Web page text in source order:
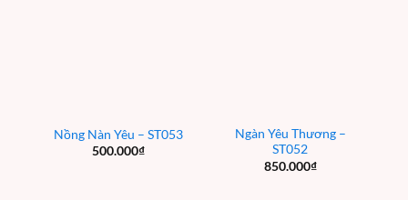
Nồng Nàn Yêu – ST053
500.000₫
Ngàn Yêu Thương –
ST052
850.000₫